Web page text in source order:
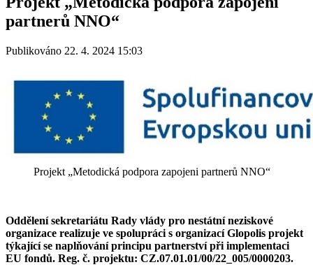
partnerů NNO“
Publikováno 22. 4. 2024 15:03
Projekt „Metodická podpora zapojeni partnerů NNO“
Oddělení sekretariátu Rady vlády pro nestátní neziskové
organizace realizuje ve spolupráci s organizací Glopolis projekt
týkající se naplňování principu partnerství při implementaci
EU fondů. Reg. č. projektu: CZ.07.01.01/00/22_005/0000203.